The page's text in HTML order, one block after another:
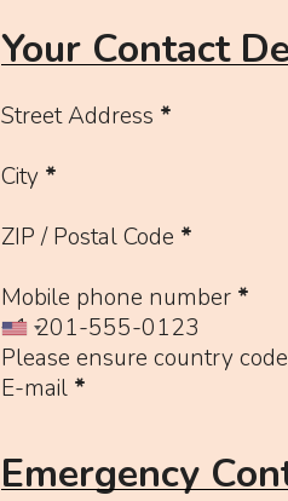
Your Contact
Street Address *
City *
ZIP / Postal Code *
Mobile phone number *
Please ensure country
E-mail *
Emergency